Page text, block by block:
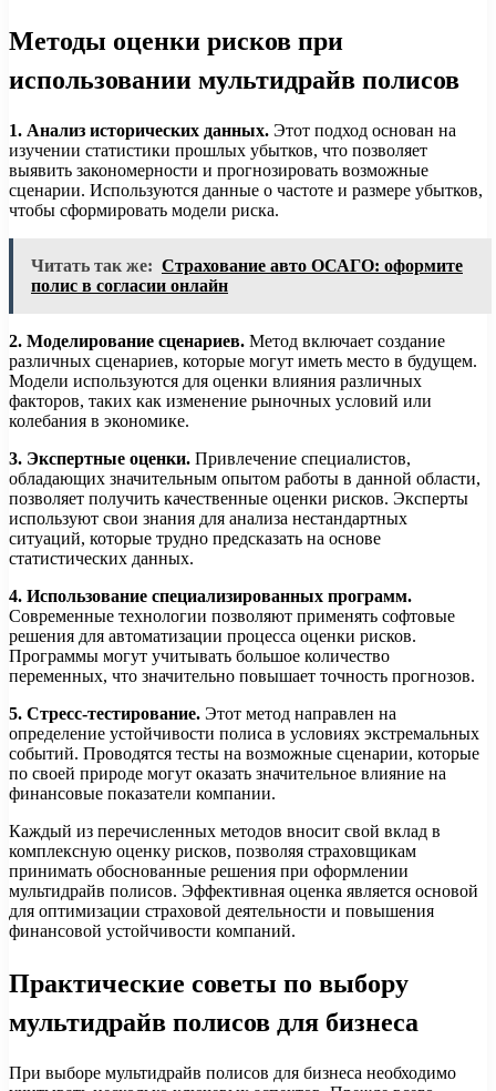
Методы оценки рисков при
использовании мультидрайв полисов
1. Анализ исторических данных. Этот подход основан на
изучении статистики прошлых убытков, что позволяет
выявить закономерности и прогнозировать возможные
сценарии. Используются данные о частоте и размере убытков,
чтобы сформировать модели риска.
Читать так же: Страхование авто ОСАГО: оформите
полис в согласии онлайн
2. Моделирование сценариев. Метод включает создание
различных сценариев, которые могут иметь место в будущем.
Модели используются для оценки влияния различных
факторов, таких как изменение рыночных условий или
колебания в экономике.
3. Экспертные оценки. Привлечение специалистов,
обладающих значительным опытом работы в данной области,
позволяет получить качественные оценки рисков. Эксперты
используют свои знания для анализа нестандартных
ситуаций, которые трудно предсказать на основе
статистических данных.
4. Использование специализированных программ.
Современные технологии позволяют применять софтовые
решения для автоматизации процесса оценки рисков.
Программы могут учитывать большое количество
переменных, что значительно повышает точность прогнозов.
5. Стресс-тестирование. Этот метод направлен на
определение устойчивости полиса в условиях экстремальных
событий. Проводятся тесты на возможные сценарии, которые
по своей природе могут оказать значительное влияние на
финансовые показатели компании.
Каждый из перечисленных методов вносит свой вклад в
комплексную оценку рисков, позволяя страховщикам
принимать обоснованные решения при оформлении
мультидрайв полисов. Эффективная оценка является основой
для оптимизации страховой деятельности и повышения
финансовой устойчивости компаний.
Практические советы по выбору
мультидрайв полисов для бизнеса
При выборе мультидрайв полисов для бизнеса необходимо